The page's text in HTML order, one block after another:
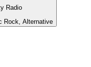
Radio
Rock, Alternative